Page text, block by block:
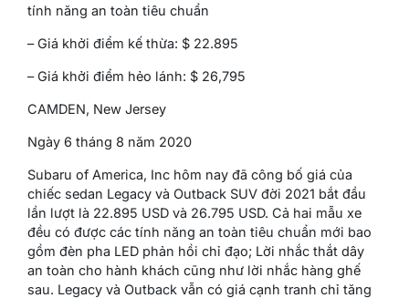
tính năng an toàn tiêu chuẩn
– Giá khởi điểm kế thừa: $ 22.895
– Giá khởi điểm hẻo lánh: $ 26,795
CAMDEN, New Jersey
Ngày 6 tháng 8 năm 2020
Subaru of America, Inc hôm nay đã công bố giá của
chiếc sedan Legacy và Outback SUV đời 2021 bắt đầu
lần lượt là 22.895 USD và 26.795 USD. Cả hai mẫu xe
đều có được các tính năng an toàn tiêu chuẩn mới bao
gồm đèn pha LED phản hồi chỉ đạo; Lời nhắc thắt dây
an toàn cho hành khách cũng như lời nhắc hàng ghế
sau. Legacy và Outback vẫn có giá cạnh tranh chỉ tăng